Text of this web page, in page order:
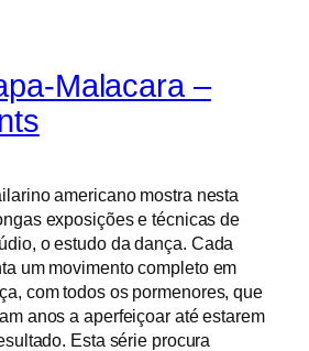
Malacara –
americano mostra nesta
exposições e técnicas de
o estudo da dança. Cada
um movimento completo em
com todos os pormenores, que
anos a aperfeiçoar até estarem
Esta série procura